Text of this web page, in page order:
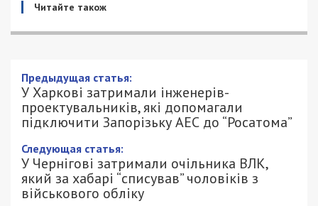
Читайте також
Предыдущая статья:
У Харкові затримали інженерів-
проектувальників, які допомагали
підключити Запорізьку АЕС до “Росатома”
Следующая статья:
У Чернігові затримали очільника ВЛК,
який за хабарі “списував” чоловіків з
військового обліку